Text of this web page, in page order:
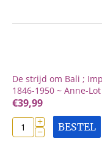
De strijd om Bali ;
1846-1950 ~ Anne-
€39,99
+
− BESTEL